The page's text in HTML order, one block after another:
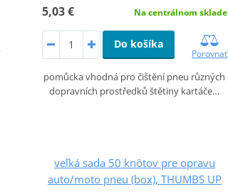
5,03 € Na centrálnom sklade
Do košíka
Porovnať
pomůcka vhodná pro čištění pneu různých
dopravních prostředků štětiny kartáče…
veľká sada 50 knôtov pre opravu
auto/moto pneu (box), THUMBS UP